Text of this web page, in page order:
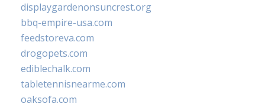
displaygardenonsuncrest.org
bbq-empire-usa.com
feedstoreva.com
drogopets.com
ediblechalk.com
tabletennisnearme.com
oaksofa.com